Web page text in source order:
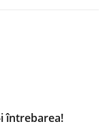
întrebarea!